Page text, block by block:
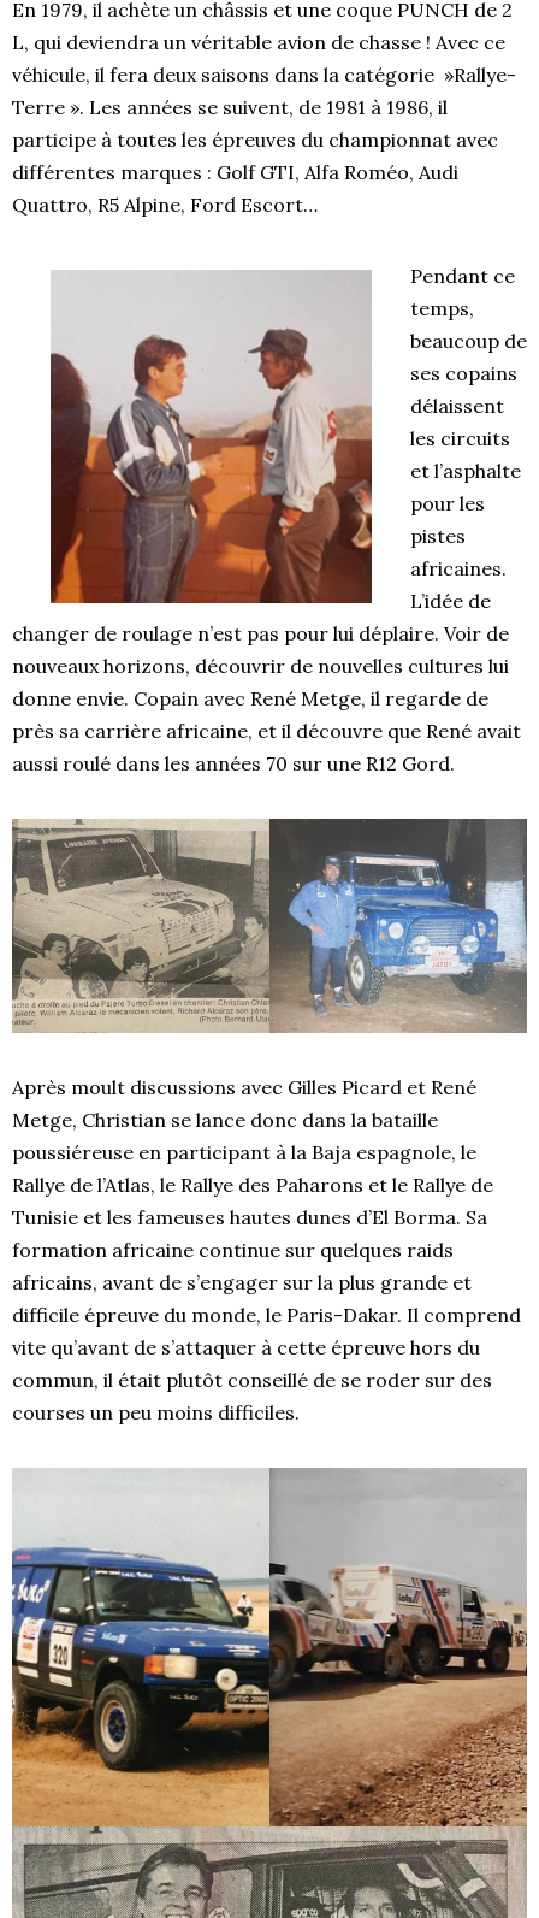
En 1979, il achète un châssis et une coque PUNCH de 2
L, qui deviendra un véritable avion de chasse ! Avec ce
véhicule, il fera deux saisons dans la catégorie »Rallye-
Terre ». Les années se suivent, de 1981 à 1986, il
participe à toutes les épreuves du championnat avec
différentes marques : Golf GTI, Alfa Roméo, Audi
Quattro, R5 Alpine, Ford Escort…
Pendant ce
temps,
beaucoup de
ses copains
délaissent
les circuits
et l’asphalte
pour les
pistes
africaines.
L’idée de
changer de roulage n’est pas pour lui déplaire. Voir de
nouveaux horizons, découvrir de nouvelles cultures lui
donne envie. Copain avec René Metge, il regarde de
près sa carrière africaine, et il découvre que René avait
aussi roulé dans les années 70 sur une R12 Gord.
Après moult discussions avec Gilles Picard et René
Metge, Christian se lance donc dans la bataille
poussiéreuse en participant à la Baja espagnole, le
Rallye de l’Atlas, le Rallye des Paharons et le Rallye de
Tunisie et les fameuses hautes dunes d’El Borma. Sa
formation africaine continue sur quelques raids
africains, avant de s’engager sur la plus grande et
difficile épreuve du monde, le Paris-Dakar. Il comprend
vite qu’avant de s’attaquer à cette épreuve hors du
commun, il était plutôt conseillé de se roder sur des
courses un peu moins difficiles.